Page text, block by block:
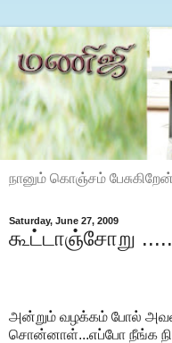
நானும் கொஞ்சம்
Saturday, June 27, 2009
கூட்டாஞ்சோறு
அன்றும் வழக்கம் போல்
சொன்னாள்...எப்போ நீங்க